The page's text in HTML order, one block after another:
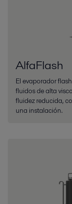
AlfaFlash
El evaporador
fluidos de alta
fluidez reducida,
una instalación.